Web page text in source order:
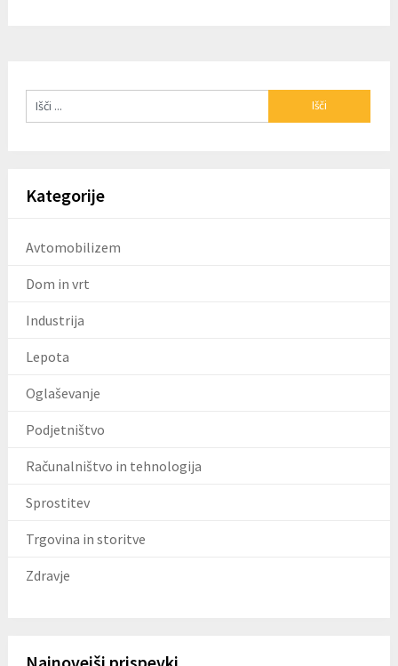
Kategorije
Avtomobilizem
Dom in vrt
Industrija
Lepota
Oglaševanje
Podjetništvo
Računalništvo in tehnologija
Sprostitev
Trgovina in storitve
Zdravje